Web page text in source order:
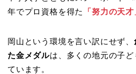
年でプロ資格を得た
「努力の天才
岡山という環境を言い訳にせず、
た金メダルは、多くの地元の子ど
ています。